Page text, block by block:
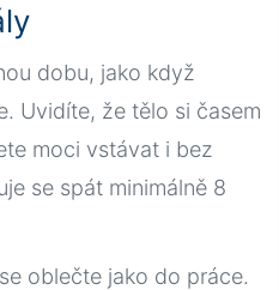
dobu, jako když
Uvidíte, že tělo si časem
moci vstávat i bez
se spát minimálně 8
oblečte jako do práce.